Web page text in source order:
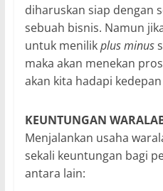
diharuskan siap dengan
sebuah bisnis. Namun
untuk menilikplus minus
maka akan menekan
akan kita hadapi
KEUNTUNGAN
Menjalankan usaha
sekali keuntungan bagi
antara lain: